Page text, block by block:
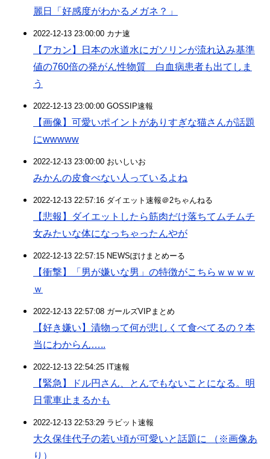
麗日「好感度がわかるメガネ？」
2022-12-13 23:00:00 カナ速
【アカン】日本の水道水にガソリンが流れ込み基準
値の760倍の発がん性物質 白血病患者も出てしま
う
2022-12-13 23:00:00 GOSSIP速報
【画像】可愛いポイントがありすぎな猫さんが話題
にwwwww
2022-12-13 23:00:00 おいしいお
みかんの皮食べない人っているよね
2022-12-13 22:57:16 ダイエット速報＠2ちゃんねる
【悲報】ダイエットしたら筋肉だけ落ちてムチムチ
女みたいな体になっちゃったんやが
2022-12-13 22:57:15 NEWSぽけまとめーる
【衝撃】「男が嫌いな男」の特徴がこちらｗｗｗｗ
ｗ
2022-12-13 22:57:08 ガールズVIPまとめ
【好き嫌い】漬物って何が悲しくて食べてるの？本
当にわからん…..
2022-12-13 22:54:25 IT速報
【緊急】ドル円さん、とんでもないことになる。明
日電車止まるかも
2022-12-13 22:53:29 ラビット速報
大久保佳代子の若い頃が可愛いと話題に （※画像あ
り）